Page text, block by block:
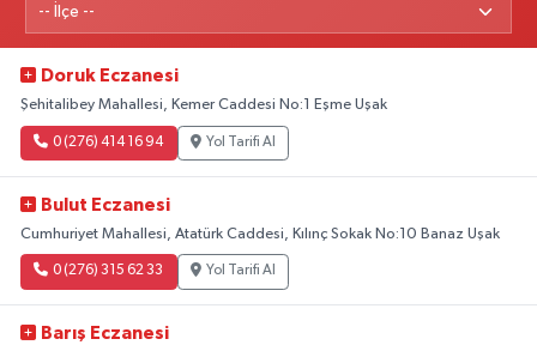
Doruk Eczanesi
Şehitalibey Mahallesi, Kemer Caddesi No:1 Eşme Uşak
0 (276) 414 16 94 Yol Tarifi Al
Bulut Eczanesi
Cumhuriyet Mahallesi, Atatürk Caddesi, Kılınç Sokak No:10 Banaz Uşak
0 (276) 315 62 33 Yol Tarifi Al
Barış Eczanesi